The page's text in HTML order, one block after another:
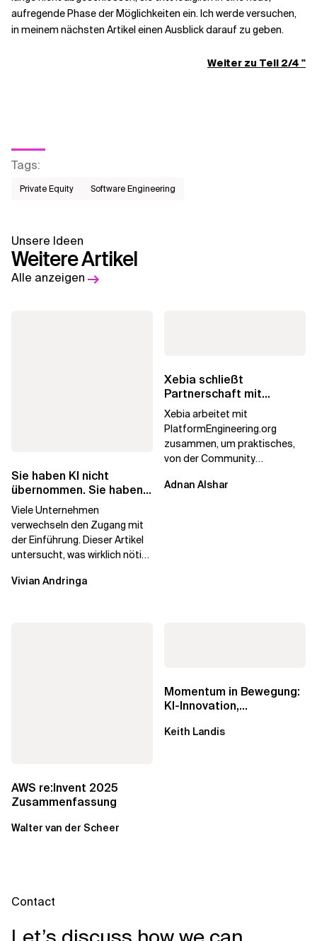
aufregende Phase der Möglichkeiten ein. Ich werde versuchen,
in meinem nächsten Artikel einen Ausblick darauf zu geben.
Weiter zu Teil 2/4 "
Tags:
Private Equity Software Engineering
Unsere Ideen
Weitere Artikel
Alle anzeigen
Sie haben KI nicht
übernommen. Sie haben
Lizenzen gekauft.
Viele Unternehmen
verwechseln den Zugang mit
der Einführung. Dieser Artikel
untersucht, was wirklich nötig
Wirkung...
Vivian Andringa
Xebia schließt
Partnerschaft mit
PlatformEngineering.org
Xebia arbeitet mit
PlatformEngineering.org
zusammen, um praktisches,
von der Community
Engineering voranzutreiben,
Adnan Alshar
AWS re:Invent 2025
Zusammenfassung
Walter van der Scheer
Momentum in Bewegung:
KI-Innovation,
Macht der...
Keith Landis
Contact